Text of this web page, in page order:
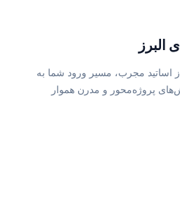
البرز
اساتید مجرب، مسیر ورود شما به
پروژه‌محور و مدرن هموار